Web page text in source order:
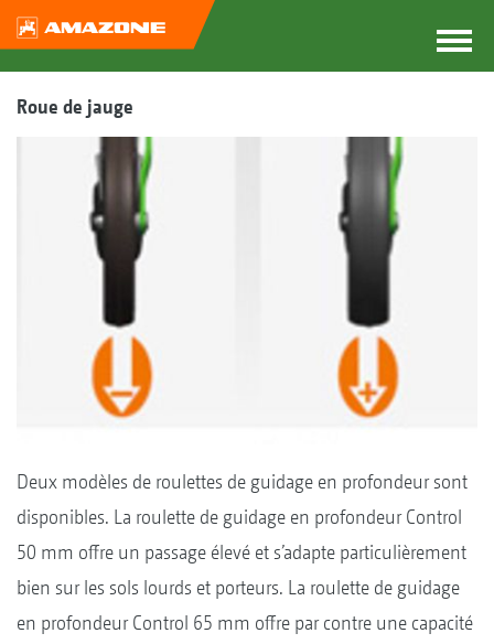
Roue de jauge
Deux modèles de roulettes de guidage en profondeur sont
disponibles. La roulette de guidage en profondeur Control
50 mm offre un passage élevé et s’adapte particulièrement
bien sur les sols lourds et porteurs. La roulette de guidage
en profondeur Control 65 mm offre par contre une capacité